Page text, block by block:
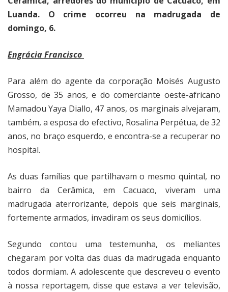
Luanda. O crime ocorreu na madrugada de
domingo, 6.
Engrácia Francisco
Para além do agente da corporação Moisés Augusto
Grosso, de 35 anos, e do comerciante oeste-africano
Mamadou Yaya Diallo, 47 anos, os marginais alvejaram,
também, a esposa do efectivo, Rosalina Perpétua, de 32
anos, no braço esquerdo, e encontra-se a recuperar no
hospital.
As duas famílias que partilhavam o mesmo quintal, no
bairro da Cerâmica, em Cacuaco, viveram uma
madrugada aterrorizante, depois que seis marginais,
fortemente armados, invadiram os seus domicílios.
Segundo contou uma testemunha, os meliantes
chegaram por volta das duas da madrugada enquanto
todos dormiam. A adolescente que descreveu o evento
à nossa reportagem, disse que estava a ver televisão,